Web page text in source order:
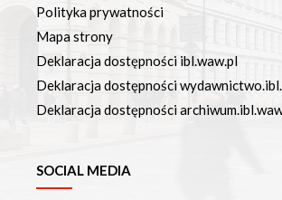
Polityka prywatności
Mapa strony
Deklaracja dostępności ibl.waw.pl
Deklaracja dostępności
Deklaracja dostępności
SOCIAL MEDIA